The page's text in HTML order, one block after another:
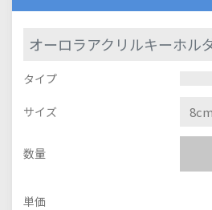
オーロラアクリルキーホル
タイプ
サイズ
数量
単価